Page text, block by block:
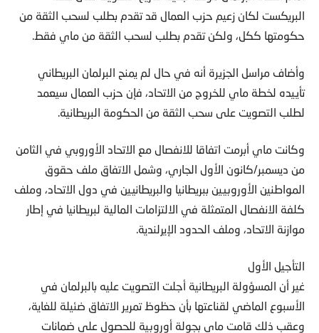
البريكست لكان زعيم حزب العمال قد تقدم بطلب لسحب الثقة من
حكومتها ككل، ولكن تقدم بطلب لسحب الثقة من ماي فقط.
وأضاف مراسل الجزيرة أنه في حال لم يمنح البرلمان البريطاني
تأييده لخطة ماي للخروج من الاتحاد، فإن حزب العمال سيعمد
لطلب التصويت على سحب الثقة من الحكومة البريطانية.
وكانت ماي أبرمت اتفاقا للانفصال مع الاتحاد الأوروبي في الثامن
من ديسمبر/كانون الأول الجاري، وشمل الاتفاق ملف حقوق
المواطنين الأوروبيين ببريطانيا والبريطانيين في دول الاتحاد، وملف
كلفة الانفصال المتمثلة في الالتزامات المالية لبريطانيا في إطار
موازنة الاتحاد، وملف الحدود الإيرلندية.
التأجيل الأول
غير أن المسؤولة البريطانية أجلت التصويت عليه بالبرلمان في
الأسبوع الماضي لقناعتها بأن حظوظ تمرير الاتفاق ضئيلة للغاية،
وعقب ذلك قامت ماي بجولة أوروبية للحصول على ضمانات